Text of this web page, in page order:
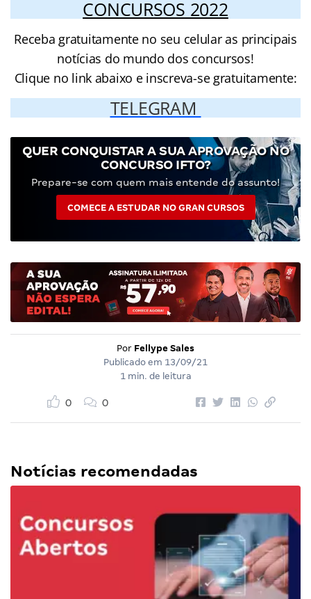
CONCURSOS 2022
Receba gratuitamente no seu celular as principais
notícias do mundo dos concursos!
Clique no link abaixo e inscreva-se gratuitamente:
TELEGRAM
QUER CONQUISTAR A SUA APROVAÇÃO NO
CONCURSO IFTO?
Prepare-se com quem mais entende do assunto!
COMECE A ESTUDAR NO GRAN CURSOS
Por Fellype Sales
Publicado em 13/09/21
1 min. de leitura
0 0
Notícias recomendadas